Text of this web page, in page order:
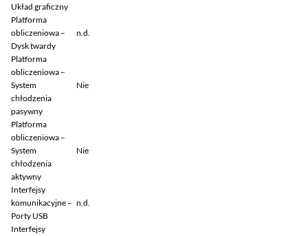
Układ graficzny
Platforma
obliczeniowa –
Dysk twardy
n.d.
Platforma
obliczeniowa –
System
chłodzenia
pasywny
Nie
Platforma
obliczeniowa –
System
chłodzenia
aktywny
Nie
Interfejsy
komunikacyjne –
Porty USB
n.d.
Interfejsy